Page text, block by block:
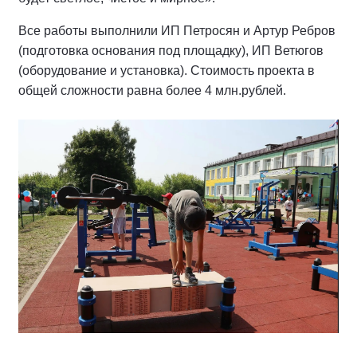
Все работы выполнили ИП Петросян и Артур Ребров
(подготовка основания под площадку), ИП Ветюгов
(оборудование и установка). Стоимость проекта в
общей сложности равна более 4 млн.рублей.